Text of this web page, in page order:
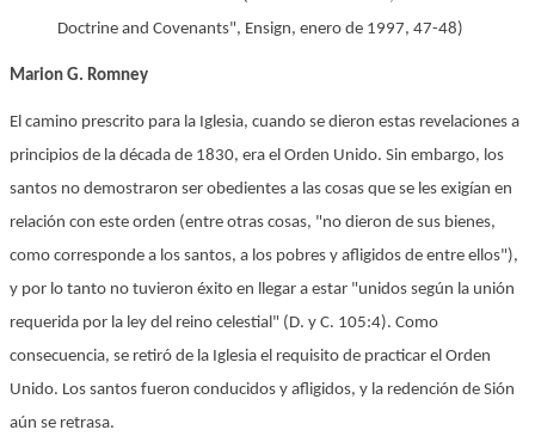
Doctrine and Covenants", Ensign, enero de 1997, 47-48)
Marion G. Romney
El camino prescrito para la Iglesia, cuando se dieron estas revelaciones a
principios de la década de 1830, era el Orden Unido. Sin embargo, los
santos no demostraron ser obedientes a las cosas que se les exigían en
relación con este orden (entre otras cosas, "no dieron de sus bienes,
como corresponde a los santos, a los pobres y afligidos de entre ellos"),
y por lo tanto no tuvieron éxito en llegar a estar "unidos según la unión
requerida por la ley del reino celestial" (D. y C. 105:4). Como
consecuencia, se retiró de la Iglesia el requisito de practicar el Orden
Unido. Los santos fueron conducidos y afligidos, y la redención de Sión
aún se retrasa.